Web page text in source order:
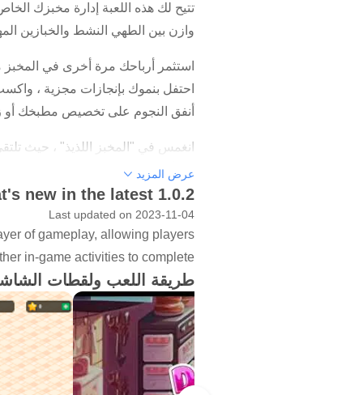
تتيح لك هذه اللعبة إدارة مخبزك
وازن بين الطهي النشط والخبازين
استثمر أرباحك مرة أخرى في
احتفل بنموك بإنجازات مجزية ،
أنفق النجوم على تخصيص مطبخك أو
انغمس في "المخبز اللذيذ" ، حيث
هل أنت مستعد لبناء إمبراطورية
التعليقات والمراجعات محل تقدير
أي أخطاء أو مشاكل تواجهها ، اتصل
----------------
مُنشئ أصول المطبخ / الطعام وواجهة
BGM Creator: Larachma (قناة Youtube)
عرض المزيد
new in the latest 1.0.2
Last updated on 2023-11-04
of gameplay, allowing players
in-game activities to complete.
طريقة اللعب ولقطات